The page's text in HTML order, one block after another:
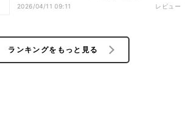
2026/04/11 09:11 レビュー
ランキングをもっと見る